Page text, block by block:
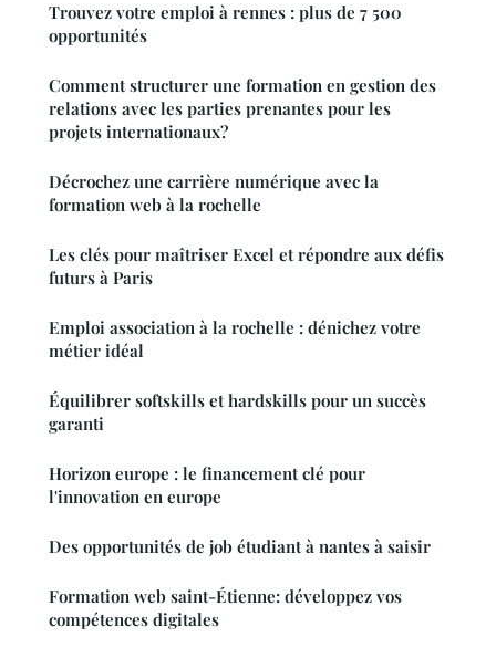
Trouvez votre emploi à rennes : plus de 7 500
opportunités
Comment structurer une formation en gestion des
relations avec les parties prenantes pour les
projets internationaux?
Décrochez une carrière numérique avec la
formation web à la rochelle
Les clés pour maîtriser Excel et répondre aux défis
futurs à Paris
Emploi association à la rochelle : dénichez votre
métier idéal
Équilibrer softskills et hardskills pour un succès
garanti
Horizon europe : le financement clé pour
l'innovation en europe
Des opportunités de job étudiant à nantes à saisir
Formation web saint-Étienne: développez vos
compétences digitales